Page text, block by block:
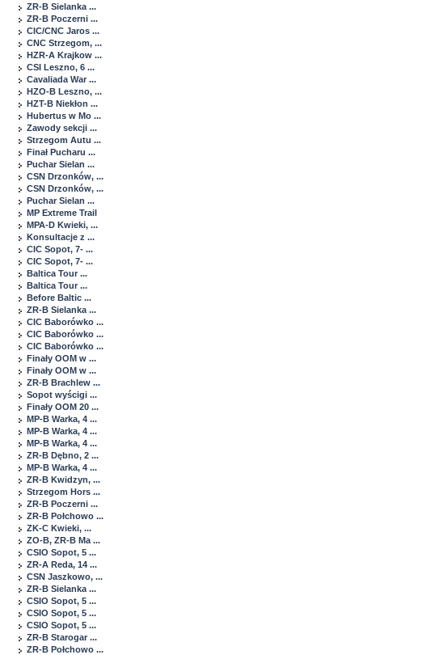
ZR-B Sielanka ...
ZR-B Poczerni ...
CIC/CNC Jaros ...
CNC Strzegom, ...
HZR-A Krajkow ...
CSI Leszno, 6 ...
Cavaliada War ...
HZO-B Leszno, ...
HZT-B Niekłon ...
Hubertus w Mo ...
Zawody sekcji ...
Strzegom Autu ...
Finał Pucharu ...
Puchar Sielan ...
CSN Drzonków, ...
CSN Drzonków, ...
Puchar Sielan ...
MP Extreme Trail
MPA-D Kwieki, ...
Konsultacje z ...
CIC Sopot, 7- ...
CIC Sopot, 7- ...
Baltica Tour ...
Baltica Tour ...
Before Baltic ...
ZR-B Sielanka ...
CIC Baborówko ...
CIC Baborówko ...
CIC Baborówko ...
Finały OOM w ...
Finały OOM w ...
ZR-B Brachlew ...
Sopot wyścigi ...
Finały OOM 20 ...
MP-B Warka, 4 ...
MP-B Warka, 4 ...
MP-B Warka, 4 ...
ZR-B Dębno, 2 ...
MP-B Warka, 4 ...
ZR-B Kwidzyn, ...
Strzegom Hors ...
ZR-B Poczerni ...
ZR-B Połchowo ...
ZK-C Kwieki, ...
ZO-B, ZR-B Ma ...
CSIO Sopot, 5 ...
ZR-A Reda, 14 ...
CSN Jaszkowo, ...
ZR-B Sielanka ...
CSIO Sopot, 5 ...
CSIO Sopot, 5 ...
CSIO Sopot, 5 ...
ZR-B Starogar ...
ZR-B Połchowo ...